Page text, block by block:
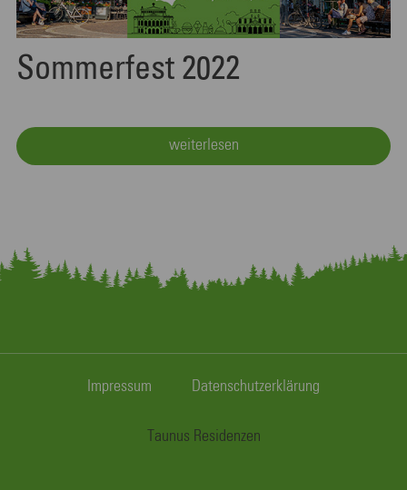
Sommerfest 2022
weiterlesen
Impressum Datenschutzerklärung
Taunus Residenzen